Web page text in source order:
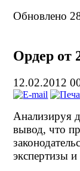
Обновлено
Ордер от
12.02.2012
Анализируя
вывод, что
экспертизы и